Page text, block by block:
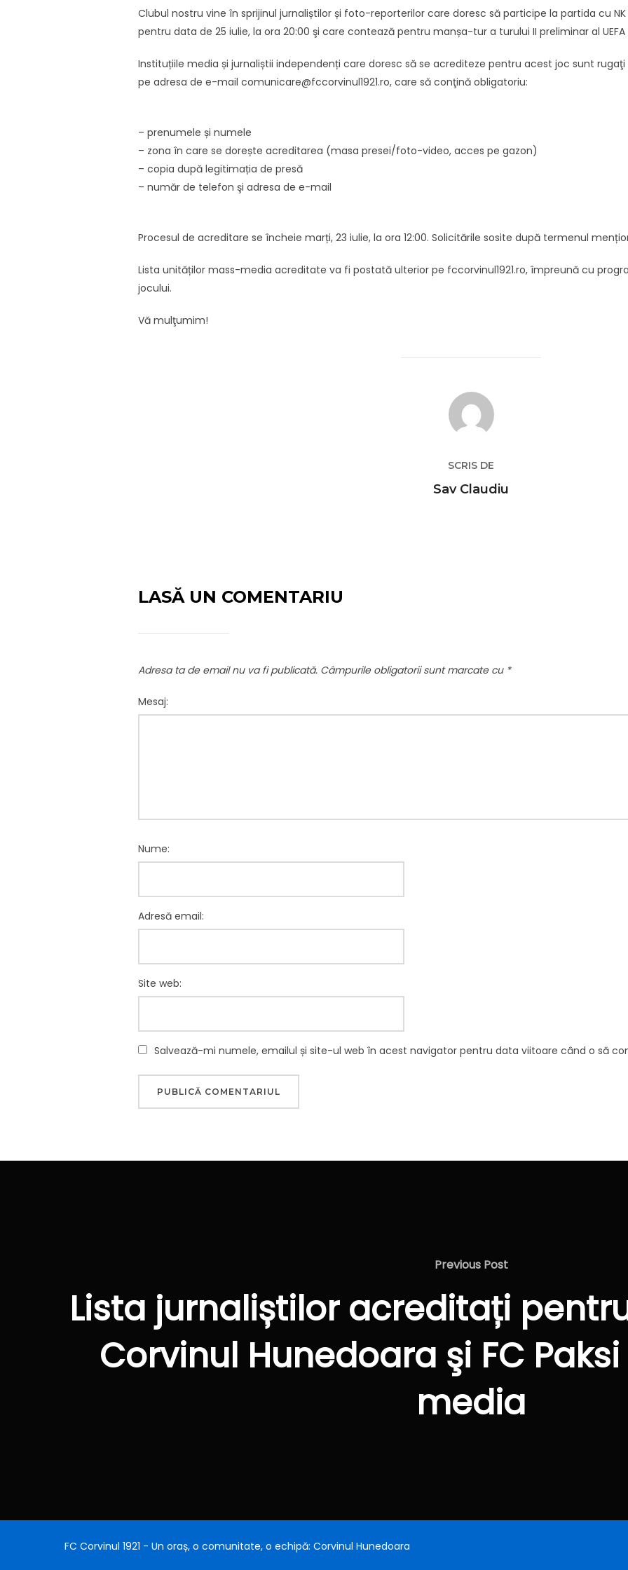
Clubul nostru vine în sprijinul jurnaliștilor și foto-reporterilor care doresc să participe la partida cu NK
pentru data de 25 iulie, la ora 20:00 şi care contează pentru manșa-tur a turului II preliminar al UEFA
Instituțiile media și jurnaliștii independenți care doresc să se acrediteze pentru acest joc sunt
pe adresa de e-mail comunicare@fccorvinul1921.ro, care să conţină obligatoriu:
– prenumele și numele
– zona în care se dorește acreditarea (masa presei/foto-video, acces pe gazon)
– copia după legitimația de presă
– număr de telefon şi adresa de e-mail
Procesul de acreditare se încheie marți, 23 iulie, la ora 12:00. Solicitările sosite după termenul
Lista unităților mass-media acreditate va fi postată ulterior pe fccorvinul1921.ro, împreună cu
jocului.
Vă mulţumim!
AUTOR ARTICOL
SCRIS DE
Sav Claudiu
LASĂ UN COMENTARIU
Adresa ta de email nu va fi publicată. Câmpurile obligatorii sunt marcate cu *
Mesaj:
Nume:
Adresă email:
Site web:
Salvează-mi numele, emailul și site-ul web în acest navigator pentru data viitoare când o să
Navigare
Previous
Previous Post
Lista jurnaliștilor acreditați
Corvinul Hunedoara şi FC
media
FC Corvinul 1921 - Un oraș, o comunitate, o echipă: Corvinul Hunedoara